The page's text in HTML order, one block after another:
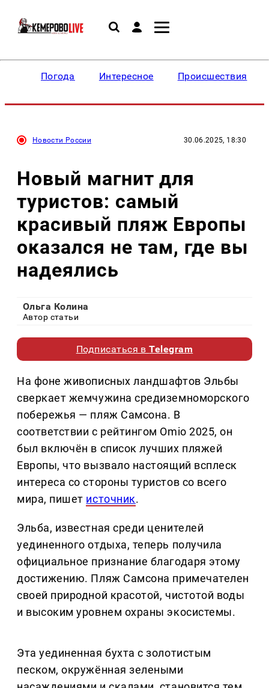
Погода Интересное Происшествия
Новости России 30.06.2025, 18:30
Новый магнит для
туристов: самый
красивый пляж Европы
оказался не там, где вы
надеялись
Ольга Колина
Автор статьи
Подписаться вTelegram
На фоне живописных ландшафтов Эльбы
сверкает жемчужина средиземноморского
побережья — пляж Самсона. В
соответствии с рейтингом Omio 2025, он
был включён в список лучших пляжей
Европы, что вызвало настоящий всплеск
интереса со стороны туристов со всего
мира, пишет источник.
Эльба, известная среди ценителей
уединенного отдыха, теперь получила
официальное признание благодаря этому
достижению. Пляж Самсона примечателен
своей природной красотой, чистотой воды
и высоким уровнем охраны экосистемы.
Эта уединенная бухта с золотистым
песком, окружённая зелеными